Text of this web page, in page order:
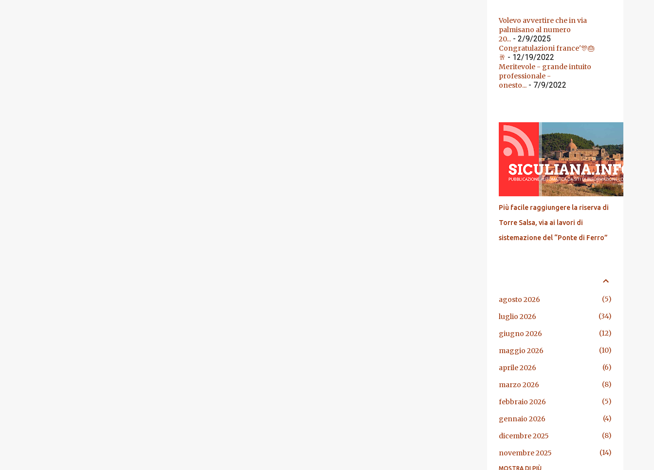
Volevo avvertire che in via
palmisano al numero
20...- 2/9/2025
Congratulazioni france'🎊🎂
🥂 - 12/19/2022
Meritevole - grande intuito
professionale -
onesto...- 7/9/2022
Più facile raggiungere la riserva di
Torre Salsa, via ai lavori di
sistemazione del “Ponte di Ferro”
agosto 2026
5
luglio 2026
34
giugno 2026
12
maggio 2026
10
aprile 2026
6
marzo 2026
8
febbraio 2026
5
gennaio 2026
4
dicembre 2025
8
novembre 2025
14
MOSTRA DI PIÙ